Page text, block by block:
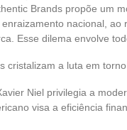
Brands propõe um
nacional,
Esse dilema envolve
cristalizam a luta em
Niel privilegia a
visa a eficiência